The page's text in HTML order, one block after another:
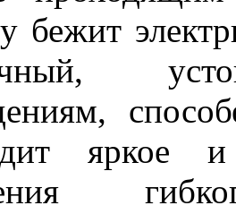
бежит
яркое